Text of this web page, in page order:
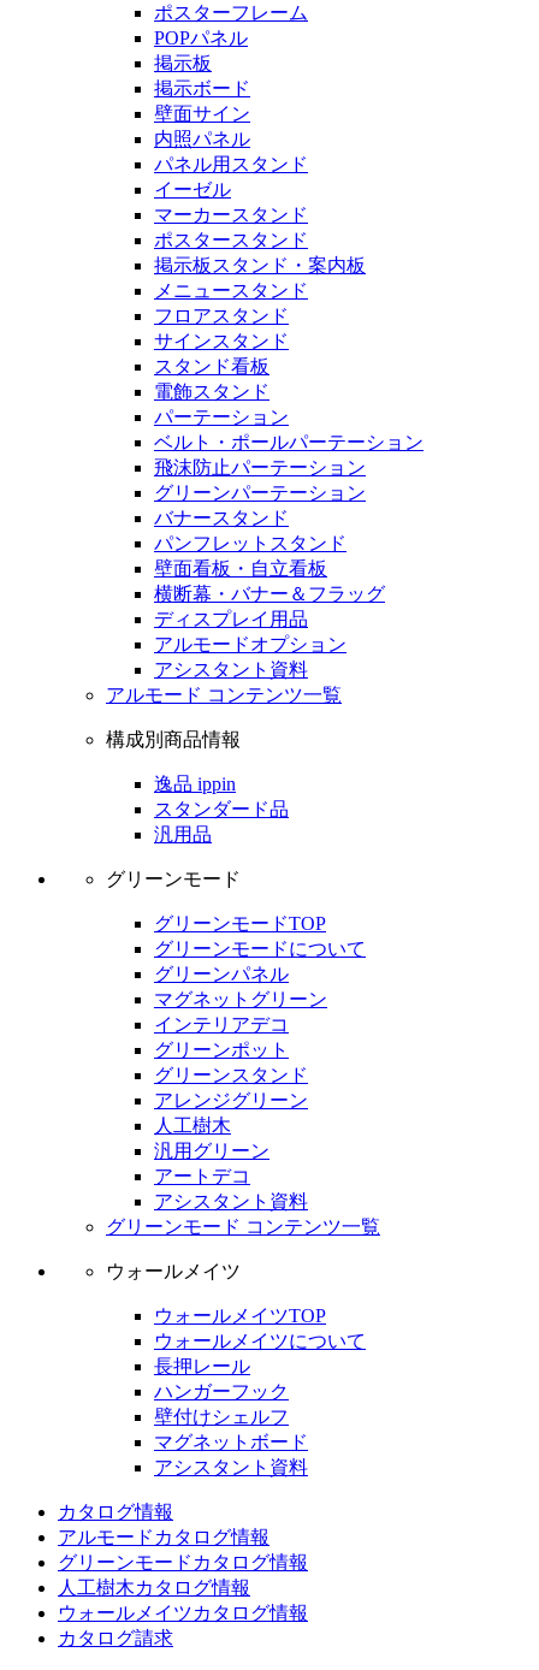
ポスターフレーム
POPパネル
掲示板
掲示ボード
壁面サイン
内照パネル
パネル用スタンド
イーゼル
マーカースタンド
ポスタースタンド
掲示板スタンド・案内板
メニュースタンド
フロアスタンド
サインスタンド
スタンド看板
電飾スタンド
パーテーション
ベルト・ポールパーテーション
飛沫防止パーテーション
グリーンパーテーション
バナースタンド
パンフレットスタンド
壁面看板・自立看板
横断幕・バナー＆フラッグ
ディスプレイ用品
アルモードオプション
アシスタント資料
アルモード コンテンツ一覧
構成別商品情報
逸品 ippin
スタンダード品
汎用品
グリーンモード
グリーンモードTOP
グリーンモードについて
グリーンパネル
マグネットグリーン
インテリアデコ
グリーンポット
グリーンスタンド
アレンジグリーン
人工樹木
汎用グリーン
アートデコ
アシスタント資料
グリーンモード コンテンツ一覧
ウォールメイツ
ウォールメイツTOP
ウォールメイツについて
長押レール
ハンガーフック
壁付けシェルフ
マグネットボード
アシスタント資料
カタログ情報
アルモードカタログ情報
グリーンモードカタログ情報
人工樹木カタログ情報
ウォールメイツカタログ情報
カタログ請求